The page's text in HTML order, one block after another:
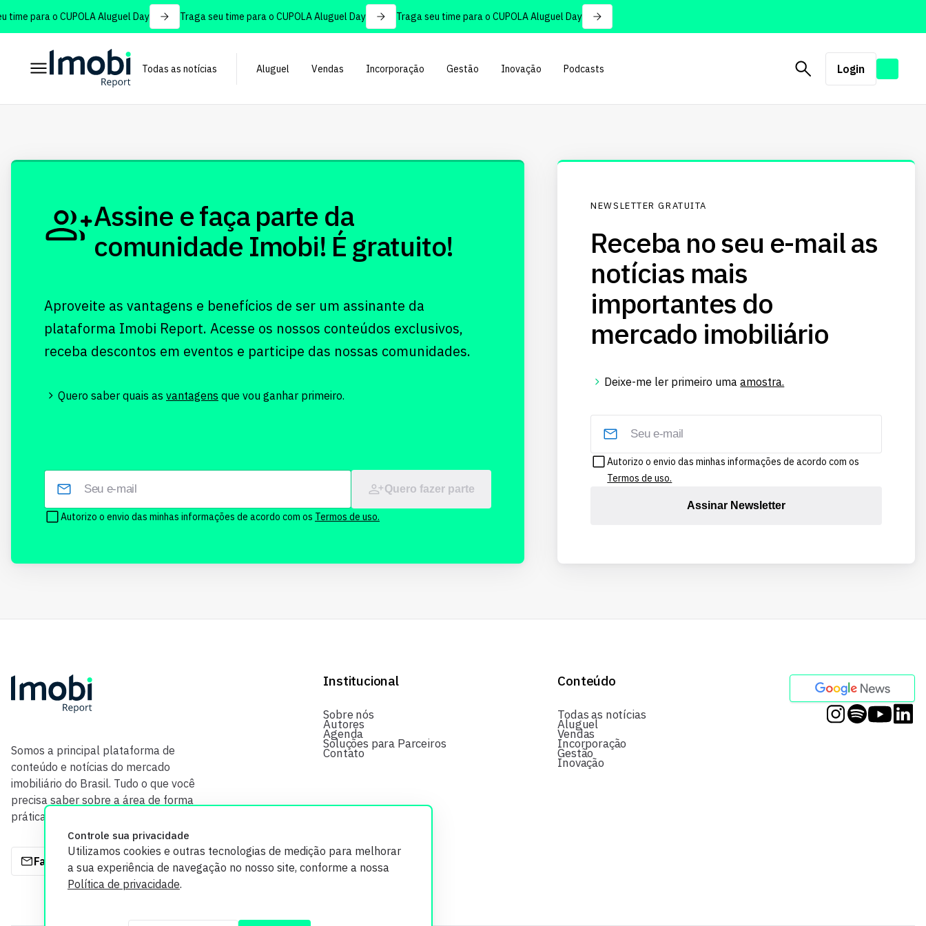
para o CUPOLA Aluguel Day Traga seu time para o CUPOLA Aluguel Day Traga seu time para o CUPOLA Aluguel Day
Todas as notícias Aluguel Vendas Incorporação Gestão Inovação Podcasts Login
Controle sua privacidade
Utilizamos cookies e outras tecnologias de medição para melhorar
a sua experiência de navegação no nosso site, conforme a nossa
Política de privacidade.
Assine e faça parte da
comunidade Imobi! É gratuito!
Aproveite as vantagens e benefícios de ser um assinante da
plataforma Imobi Report. Acesse os nossos conteúdos exclusivos,
receba descontos em eventos e participe das nossas comunidades.
Quero saber quais as vantagens que vou ganhar primeiro.
Quero fazer parte
Autorizo o envio das minhas informações de acordo com os Termos de uso.
NEWSLETTER GRATUITA
Receba no seu e-mail as
notícias mais
importantes do
mercado imobiliário
Deixe-me ler primeiro umaamostra.
Autorizo o envio das minhas informações de acordo com os
Termos de uso.
Assinar Newsletter
Somos a principal plataforma de
conteúdo e notícias do mercado
imobiliário do Brasil. Tudo o que você
precisa saber sobre a área de forma
prática e com credibilidade.
Fale com a gente
Institucional
Sobre nós
Autores
Agenda
Soluções para Parceiros
Contato
Conteúdo
Todas as notícias
Aluguel
Vendas
Incorporação
Gestão
Inovação